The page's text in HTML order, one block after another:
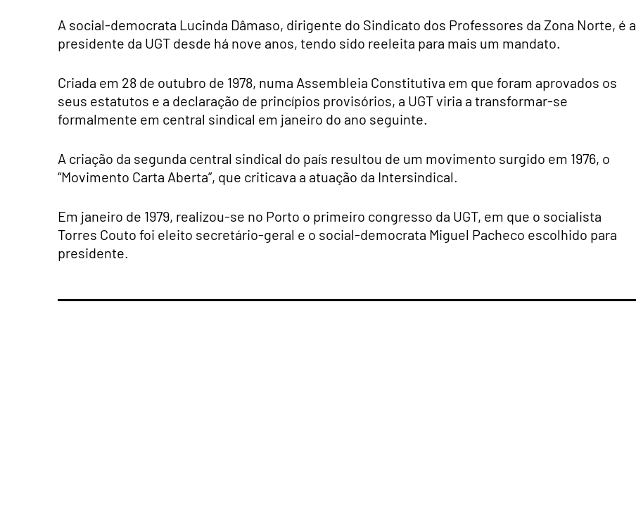
A social-democrata Lucinda Dâmaso, dirigente do Sindicato dos Professores da Zona Norte, é a
presidente da UGT desde há nove anos, tendo sido reeleita para mais um mandato.
Criada em 28 de outubro de 1978, numa Assembleia Constitutiva em que foram aprovados os
seus estatutos e a declaração de princípios provisórios, a UGT viria a transformar-se
formalmente em central sindical em janeiro do ano seguinte.
A criação da segunda central sindical do país resultou de um movimento surgido em 1976, o
“Movimento Carta Aberta”, que criticava a atuação da Intersindical.
Em janeiro de 1979, realizou-se no Porto o primeiro congresso da UGT, em que o socialista
Torres Couto foi eleito secretário-geral e o social-democrata Miguel Pacheco escolhido para
presidente.